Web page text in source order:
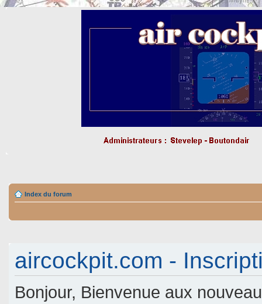
Index du forum
aircockpit.com -
Bonjour, Bienvenue aux